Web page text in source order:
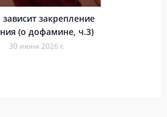
зависит закрепление
(о дофамине, ч.3)
30 июня 2026 г.